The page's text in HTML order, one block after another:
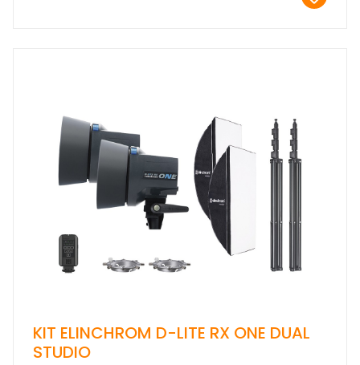
KIT ELINCHROM D-LITE RX ONE DUAL
STUDIO